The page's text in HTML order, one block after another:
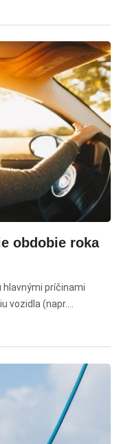
obdobie roka
príčinami
vozidla (napr.